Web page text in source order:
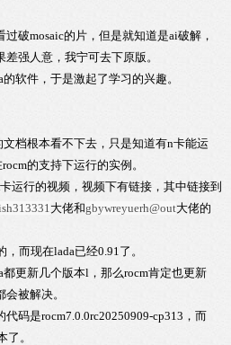
破mosaic的片，但是就知道是ai破解，
强人意，我宁可去下原版。
软件，于是激起了学习的兴趣。
档根本看不下去，只是知道有n卡能运
的支持下运行的实例。
运行的视频，视频下有链接，其中链接到
大佬和gbywreyuerh@out大佬的
而现在lada已经0.91了。
更新几个版本l，那么rocm肯定也更新
被解决。
码是rocm7.0.0rc20250909-cp313，而
了。